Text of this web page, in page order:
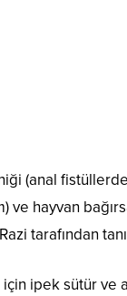
(anal
ve hayvan
tarafından
için ipek sütür ve